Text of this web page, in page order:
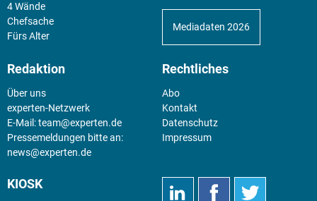
4 Wände
Chefsache
Fürs Alter
Mediadaten 2026
Redaktion
Über uns
experten-Netzwerk
E-Mail:team@experten.de
Pressemeldungen bitte an:
news@experten.de
Rechtliches
Abo
Kontakt
Datenschutz
Impressum
KIOSK